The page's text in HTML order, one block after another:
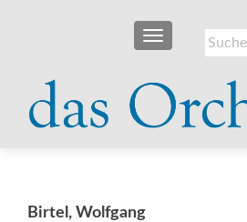
Suche
nach:
SCHALTE
Birtel, Wolfgang